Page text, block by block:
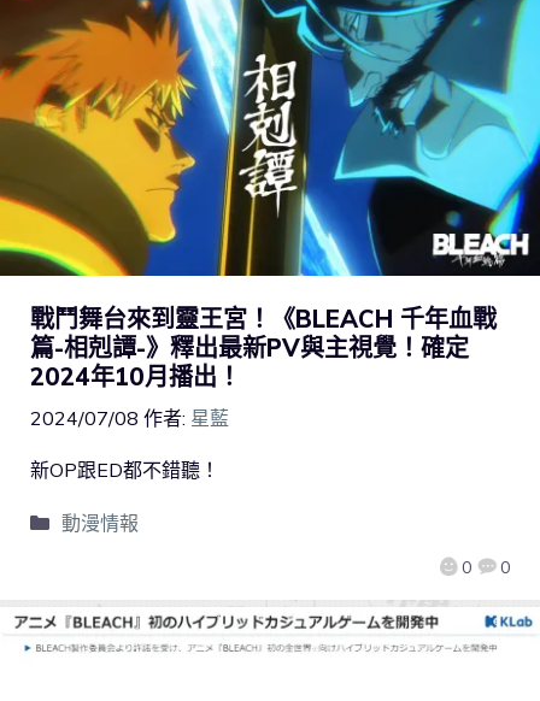
戰鬥舞台來到靈王宮！《BLEACH 千年血戰
篇-相剋譚-》釋出最新PV與主視覺！確定
2024年10月播出！
2024/07/08 作者: 星藍
0 0
新OP跟ED都不錯聽！
動漫情報